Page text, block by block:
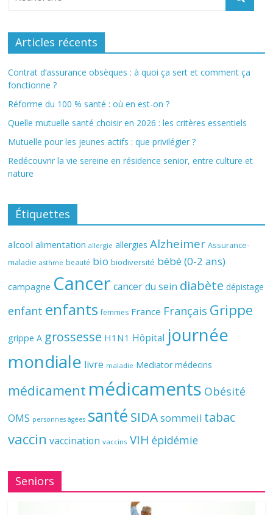
Articles récents
Contrat d’assurance obsèques : à quoi ça sert et comment ça
fonctionne ?
Réforme du 100 % santé : où en est-on ?
Quelle mutuelle santé choisir en 2026 : les critères essentiels
Mutuelle pour les jeunes actifs : que privilégier ?
Redécouvrir la vie sereine en résidence senior, entre culture et
nature
Étiquettes
alcool alimentation allergie allergies Alzheimer Assurance-
maladie asthme beauté bio biodiversité bébé (0-2 ans)
campagne Cancer cancer du sein diabète dépistage
enfant enfants femmes France Français Grippe
grippe A grossesse H1N1 Hôpital journée
mondiale livre maladie Mediator médecins
médicament médicaments Obésité
OMS personnes âgées santé SIDAsommeil tabac
vaccin vaccination vaccins VIH épidémie
Seniors